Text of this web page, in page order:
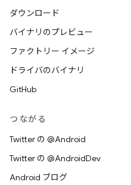
ダウンロード
バイナリのプレビュー
ファクトリー イメージ
ドライバのバイナリ
GitHub
つながる
Twitter の @Android
Twitter の @AndroidDev
Android ブログ